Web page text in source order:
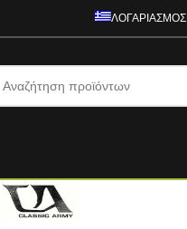
ΛΟΓΑΡΙΑΣΜΌΣ